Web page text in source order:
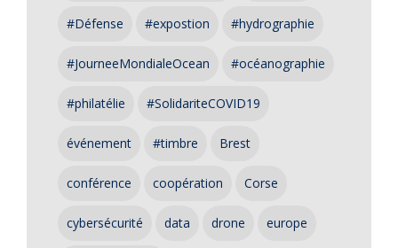
#Défense #expostion #hydrographie
#JourneeMondialeOcean #océanographie
#philatélie #SolidariteCOVID19
événement #timbre Brest
conférence coopération Corse
cybersécurité data drone europe